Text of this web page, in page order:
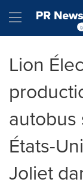
Hamburger
Lion
États-
Joliet